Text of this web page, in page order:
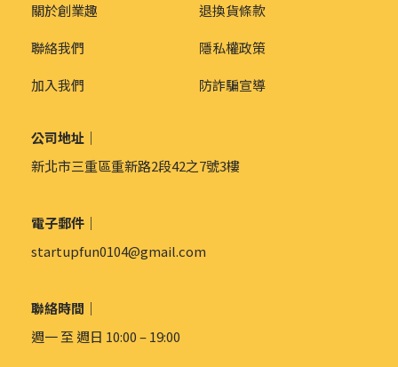
關於創業趣
聯絡我們
加入我們
退換貨條款
隱私權政策
防詐騙宣導
公司地址｜
新北市三重區重新路2段42之7號3樓
電子郵件｜
startupfun0104@gmail.com
聯絡時間｜
週一 至 週日 10:00 – 19:00